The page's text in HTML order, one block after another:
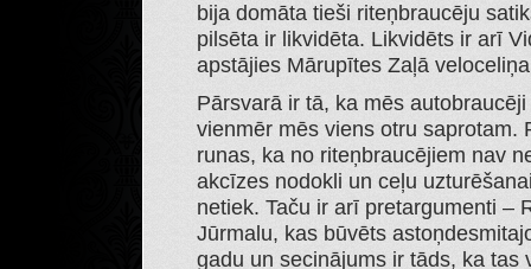
bija domāta tieši riteņbraucēju
pilsēta ir likvidēta. Likvidēts ir arī
apstājies Mārupītes Zaļā
Pārsvarā ir tā, ka mēs
vienmēr mēs viens otru saprotam.
runas, ka no riteņbraucējiem nav
akcīzes nodokli un ceļu
netiek. Taču ir arī pretargumenti –
Jūrmalu, kas būvēts
gadu un secinājums ir tāds, ka tas